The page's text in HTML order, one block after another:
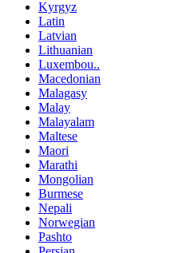
Kyrgyz
Latin
Latvian
Lithuanian
Luxembou..
Macedonian
Malagasy
Malay
Malayalam
Maltese
Maori
Marathi
Mongolian
Burmese
Nepali
Norwegian
Pashto